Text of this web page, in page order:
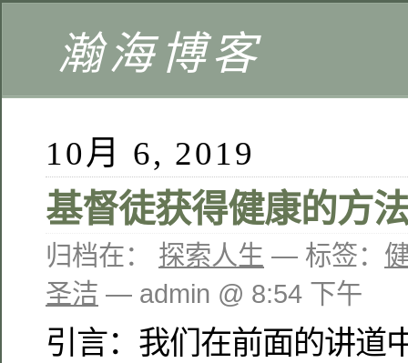
瀚海博客
10月 6, 2019
基督徒获得健康的方
归档在： 探索人生 — 标签：
圣洁 — admin @ 8:54 下午
引言：我们在前面的讲道